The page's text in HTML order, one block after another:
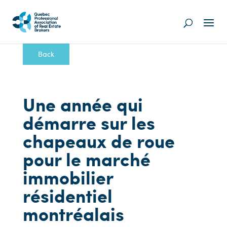
Back
Une année qui
démarre sur les
chapeaux de roue
pour le marché
immobilier
résidentiel
montréalais